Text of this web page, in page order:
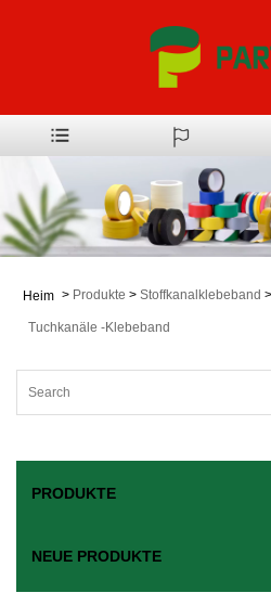
Heim > Produkte > Stoffkanalklebeband >
Tuchkanäle -Klebeband
PRODUKTE
NEUE PRODUKTE